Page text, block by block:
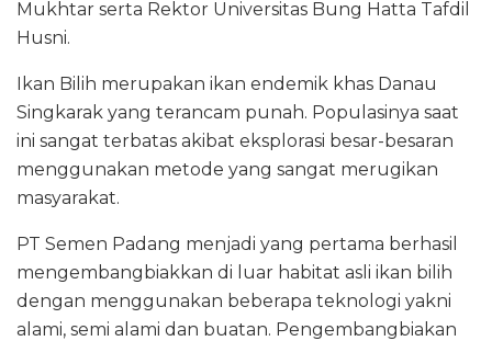
Mukhtar serta Rektor Universitas Bung Hatta Tafdil
Husni.
Ikan Bilih merupakan ikan endemik khas Danau
Singkarak yang terancam punah. Populasinya saat
ini sangat terbatas akibat eksplorasi besar-besaran
menggunakan metode yang sangat merugikan
masyarakat.
PT Semen Padang menjadi yang pertama berhasil
mengembangbiakkan di luar habitat asli ikan bilih
dengan menggunakan beberapa teknologi yakni
alami, semi alami dan buatan. Pengembangbiakan